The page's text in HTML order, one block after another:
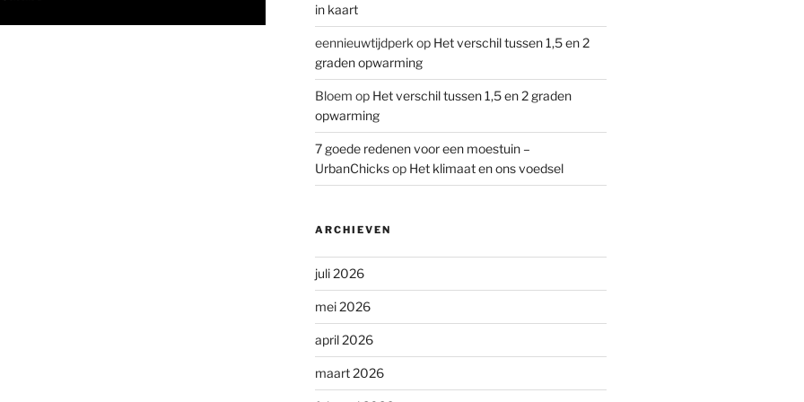
in kaart
eennieuwtijdperk op Het verschil tussen 1,5 en 2
graden opwarming
Bloem op Het verschil tussen 1,5 en 2 graden
opwarming
7 goede redenen voor een moestuin –
UrbanChicksop Het klimaat en ons voedsel
ARCHIEVEN
juli 2026
mei 2026
april 2026
maart 2026